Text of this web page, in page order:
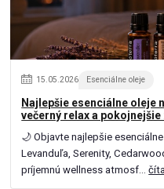
15.05.2026 Esenciálne oleje
Najlepšie esenciálne oleje
večerný relax a pokojnejšie
🌙 Objavte najlepšie
Levanduľa, Serenity,
príjemnú wellness atmosf...